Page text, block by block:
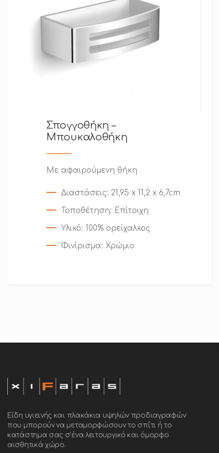
Σπογγοθήκη –
Μπουκαλοθήκη
Με αφαιρούμενη θήκη
Διαστάσεις: 21,95 x 11,2 x 6,7cm
Τοποθέτηση: Επίτοιχη
Υλικό: 100% ορείχαλκος
Φινίρισμα: Χρώμιο
Είδη υγιεινής και πλακάκια υψηλών προδιαγραφών
που μπορούν να μεταμορφώσουν το σπίτι ή το
κατάστημα σας σ’ένα λειτουργικό και όμορφο
αισθητικά χώρο.